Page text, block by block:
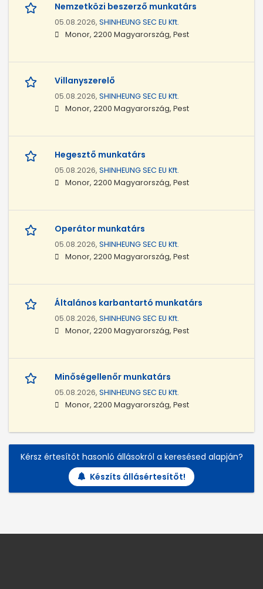
Nemzetközi beszerző munkatárs
05.08.2026, SHINHEUNG SEC EU Kft.
Monor, 2200 Magyarország, Pest
Villanyszerelő
05.08.2026, SHINHEUNG SEC EU Kft.
Monor, 2200 Magyarország, Pest
Hegesztő munkatárs
05.08.2026, SHINHEUNG SEC EU Kft.
Monor, 2200 Magyarország, Pest
Operátor munkatárs
05.08.2026, SHINHEUNG SEC EU Kft.
Monor, 2200 Magyarország, Pest
Általános karbantartó munkatárs
05.08.2026, SHINHEUNG SEC EU Kft.
Monor, 2200 Magyarország, Pest
Minőségellenőr munkatárs
05.08.2026, SHINHEUNG SEC EU Kft.
Monor, 2200 Magyarország, Pest
Kérsz értesítőt hasonló állásokról a keresésed alapján?
Készíts állásértesítőt!